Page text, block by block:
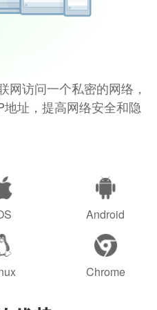
网访问一个私密的网络，
址，提高网络安全和隐
Android
Chrome